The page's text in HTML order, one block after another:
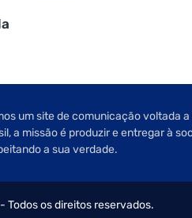
um site de comunicação voltada
a missão é produzir e entregar à
a sua verdade.
Todos os direitos reservados.